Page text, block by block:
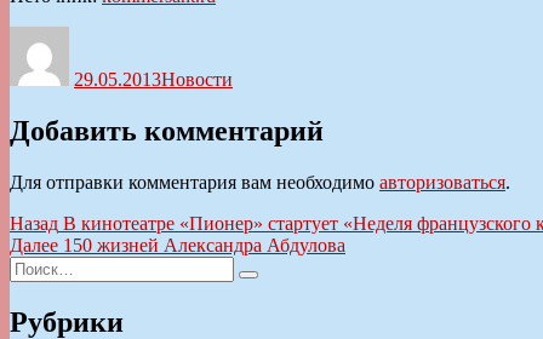
29.05.2013Новости
Добавить комментарий
Для отправки комментария вам необходимо авторизоваться.
Навигация
по
записям
Назад Предыдущая
запись:
В кинотеатре «Пионер» стартует «Неделя французского
Далее Следующая
150 жизней Александра Абдулова
Искать:
Поиск
Рубрики